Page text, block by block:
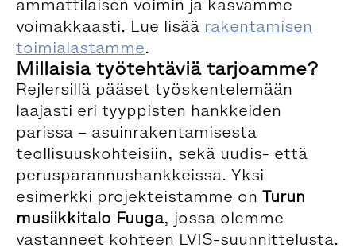
ammattilaisen voimin ja kasvamme
voimakkaasti. Lue lisää rakentamisen
toimialastamme.
Millaisia työtehtäviä tarjoamme?
Rejlersillä pääset työskentelemään
laajasti eri tyyppisten hankkeiden
parissa – asuinrakentamisesta
teollisuuskohteisiin, sekä uudis- että
perusparannushankkeissa. Yksi
esimerkki projekteistamme on Turun
musiikkitalo Fuuga, jossa olemme
vastanneet kohteen LVIS-suunnittelusta.